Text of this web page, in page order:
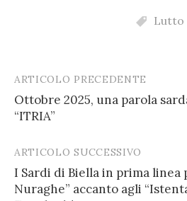
Lutto
Post
navigation
ARTICOLO PRECEDENTE
Ottobre 2025, una parola
“ITRIA”
ARTICOLO SUCCESSIVO
I Sardi di Biella in prima linea
Nuraghe” accanto agli